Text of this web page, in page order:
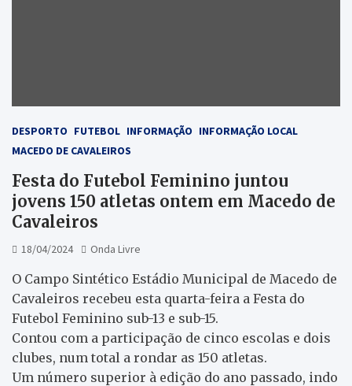
DESPORTO FUTEBOL INFORMAÇÃO INFORMAÇÃO LOCAL
MACEDO DE CAVALEIROS
Festa do Futebol Feminino juntou
jovens 150 atletas ontem em Macedo de
Cavaleiros
18/04/2024 Onda Livre
O Campo Sintético Estádio Municipal de Macedo de
Cavaleiros recebeu esta quarta-feira a Festa do
Futebol Feminino sub-13 e sub-15.
Contou com a participação de cinco escolas e dois
clubes, num total a rondar as 150 atletas.
Um número superior à edição do ano passado, indo